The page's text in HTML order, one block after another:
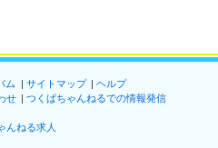
ム サイトマップ
ヘルプ
せ つくばちゃんねるでの情報発信
んねる求人